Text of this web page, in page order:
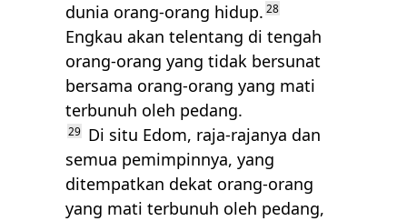
dunia orang-orang hidup. 28
Engkau akan telentang di tengah
orang-orang yang tidak bersunat
bersama orang-orang yang mati
terbunuh oleh pedang.
29 Di situ Edom, raja-rajanya dan
semua pemimpinnya, yang
ditempatkan dekat orang-orang
yang mati terbunuh oleh pedang,